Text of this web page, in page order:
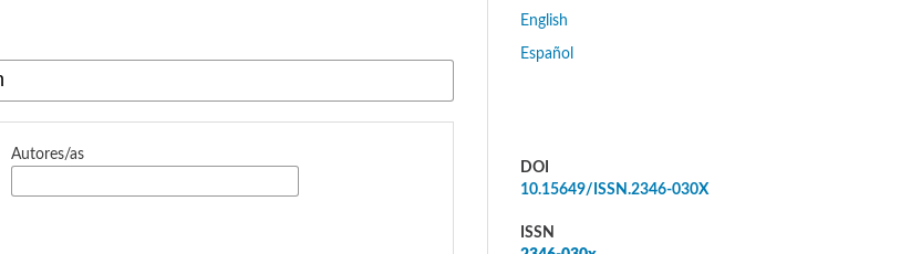
Autores/as
English
Español
DOI
10.15649/ISSN.2346-030X
ISSN